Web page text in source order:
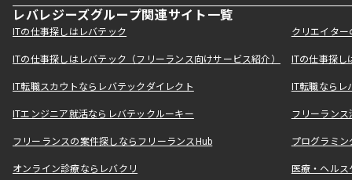
レバレジーズグループ関連サイト一覧
ITの仕事探しはレバテック クリエイタ
ITの仕事探しはレバテック（フリーランス向けサービス紹介） ITの仕事探
IT転職スカウトならレバテックダイレクト IT転職なら
ITエンジニア就活ならレバテックルーキー フリーラン
フリーランスの案件探しならフリーランスHub プログラミ
オンライン診療ならレバクリ 医療・ヘル